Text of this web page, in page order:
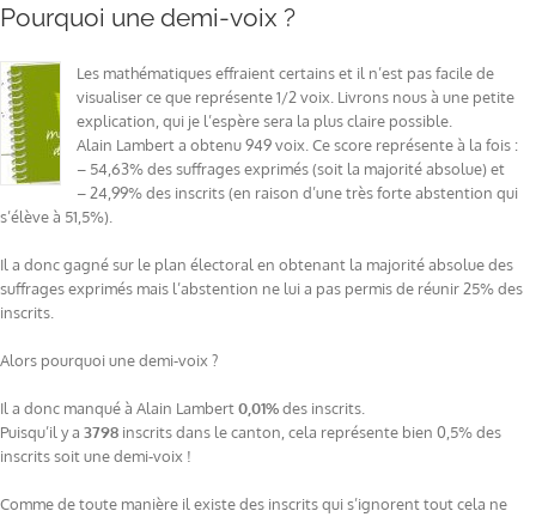
Pourquoi une demi-voix ?
Les mathématiques effraient certains et il n’est pas facile de
visualiser ce que représente 1/2 voix. Livrons nous à une petite
explication, qui je l’espère sera la plus claire possible.
Alain Lambert a obtenu 949 voix. Ce score représente à la fois :
– 54,63% des suffrages exprimés (soit la majorité absolue) et
– 24,99% des inscrits (en raison d’une très forte abstention qui
s’élève à 51,5%).
Il a donc gagné sur le plan électoral en obtenant la majorité absolue des
suffrages exprimés mais l’abstention ne lui a pas permis de réunir 25% des
inscrits.
Alors pourquoi une demi-voix ?
Il a donc manqué à Alain Lambert0,01%des inscrits.
Puisqu’il y a 3798 inscrits dans le canton, cela représente bien 0,5% des
inscrits soit une demi-voix !
Comme de toute manière il existe des inscrits qui s’ignorent tout cela ne